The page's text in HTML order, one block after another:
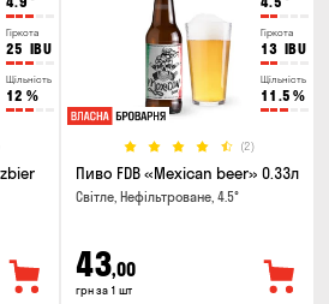
Гіркота
25 IBU
Щільність
12 %
Гіркота
13 IBU
Щільність
11.5 %
(2)
Пиво FDB «Mexican beer» 0.33л
Світле, Нефільтроване, 4.5°
43,00
грн за 1 шт